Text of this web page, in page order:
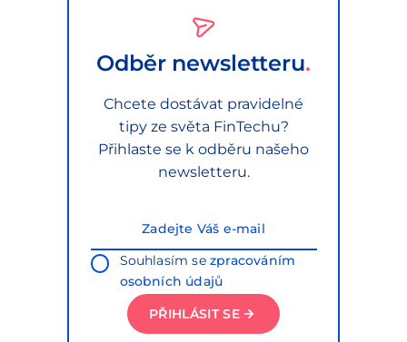
Odběr newsletteru
Chcete dostávat pravidelné
tipy ze světa FinTechu?
Přihlaste se k odběru našeho
newsletteru.
Souhlasím sezpracováním
osobních údajů
PŘIHLÁSIT SE